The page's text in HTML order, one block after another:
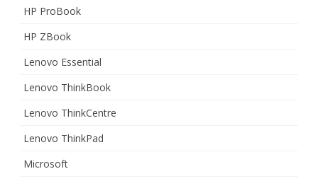
HP ProBook
HP ZBook
Lenovo Essential
Lenovo ThinkBook
Lenovo ThinkCentre
Lenovo ThinkPad
Microsoft